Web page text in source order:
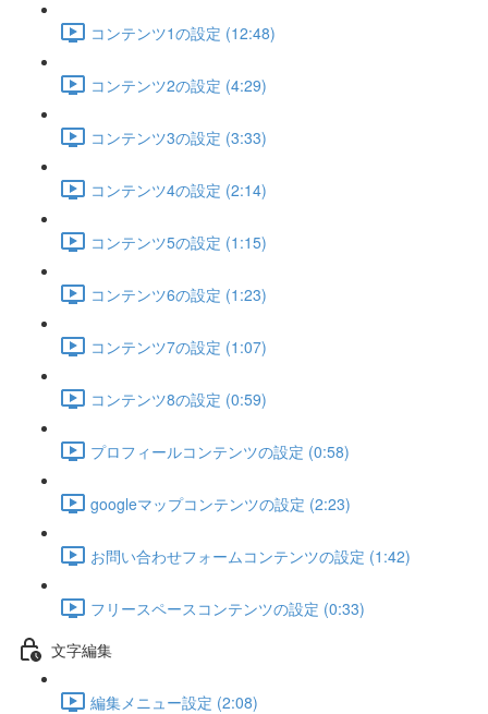
コンテンツ1の設定 (12:48)
コンテンツ2の設定 (4:29)
コンテンツ3の設定 (3:33)
コンテンツ4の設定 (2:14)
コンテンツ5の設定 (1:15)
コンテンツ6の設定 (1:23)
コンテンツ7の設定 (1:07)
コンテンツ8の設定 (0:59)
プロフィールコンテンツの設定 (0:58)
googleマップコンテンツの設定 (2:23)
お問い合わせフォームコンテンツの設定 (1:42)
フリースペースコンテンツの設定 (0:33)
文字編集
編集メニュー設定 (2:08)